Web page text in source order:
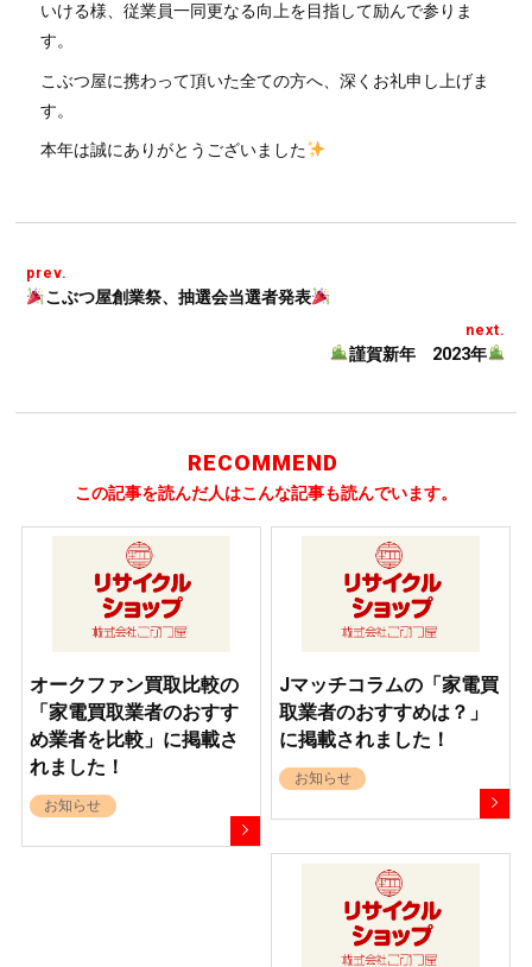
いける様、従業員一同更なる向上を目指して励んで参りま
す。
こぶつ屋に携わって頂いた全ての方へ、深くお礼申し上げま
す。
本年は誠にありがとうございました
prev.
こぶつ屋創業祭、抽選会当選者発表
next.
謹賀新年 2023年
RECOMMEND
この記事を読んだ人はこんな記事も読んでいます。
オークファン買取比較の
「家電買取業者のおすす
め業者を比較」に掲載さ
れました！
お知らせ
Jマッチコラムの「家電買
取業者のおすすめは？」
に掲載されました！
お知らせ